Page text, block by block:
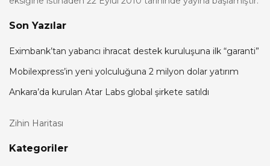
Son Yazılar
Eximbank’tan yabancı ihracat destek kuruluşuna ilk “garanti”
Mobilexpress’in yeni yolculuğuna 2 milyon dolar yatırım
Ankara’da kurulan Atar Labs global şirkete satıldı
Zihin Haritası
Kategoriler